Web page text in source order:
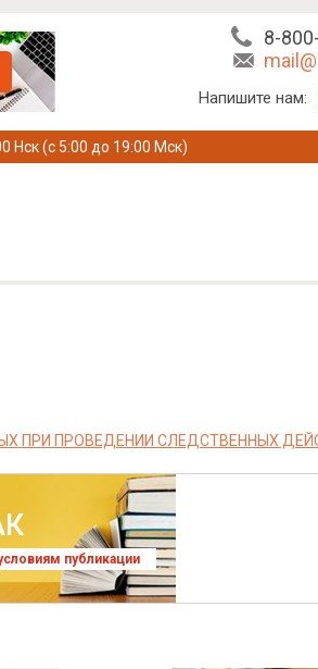
8-
Напишите нам:
Нск (с 5:00 до 19:00 Мск)
ПРИ ПРОВЕДЕНИИ СЛЕДСТВЕННЫХ
публикации